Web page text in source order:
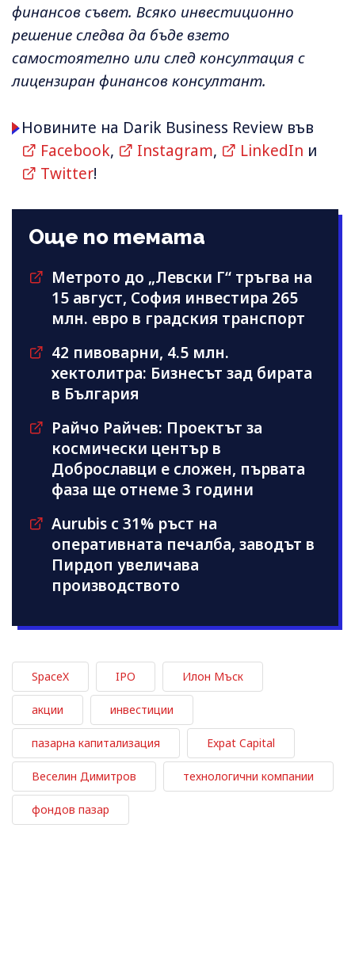
финансов съвет. Всяко инвестиционно
решение следва да бъде взето
самостоятелно или след консултация с
лицензиран финансов консултант.
Новините на Darik Business Review във
Facebook, Instagram, LinkedIn и
Twitter!
Още по темата
Метрото до „Левски Г“ тръгва на
15 август, София инвестира 265
млн. евро в градския транспорт
42 пивоварни, 4.5 млн.
хектолитра: Бизнесът зад бирата
в България
Райчо Райчев: Проектът за
космически център в
Доброславци е сложен, първата
фаза ще отнеме 3 години
Aurubis с 31% ръст на
оперативната печалба, заводът в
Пирдоп увеличава
производството
SpaceX IPO Илон Мъск
акции инвестиции
пазарна капитализация Expat Capital
Веселин Димитров технологични компании
фондов пазар